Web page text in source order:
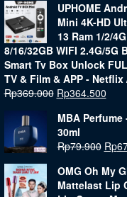
UPHOME
Mini 4K-HD
13 Ram 1/2/
8/16/32GB WIFI 2.4G/5G
Smart Tv Box Unlock
TV & Film & APP - Netflix
Rp369.000 Rp364.500
MBA Perfume
30ml
Rp79.900 Rp
OMG Oh My
Mattelast Lip